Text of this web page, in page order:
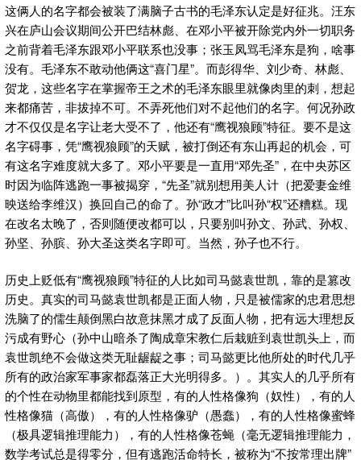
这俩人的名字都会被装了满脑子古书的毛泽东认定是好征兆。汪东
兴在庐山会议期间公开巴结林彪、在邓小平被开除党内外一切职务
之前背着毛泽东跟邓小平联系也没事；张玉凤骂毛泽东是狗，啥事
没有。毛泽东不敢动他俩这“喜门星”。而彭得华、刘少奇、林彪、
贺龙，这些名字在掌握帝王之术的毛泽东眼里就像肉里的刺，想起
来都痛苦，非拔掉不可。不弄死他们对不起他们的名字。何况孙政
才不仅仅是名字让老大受不了，他还有“鹰视狼顾”特征。要不是这
名字碍事，凭“鹰视狼顾”的天赋，被打倒还有东山再起的机会，可
有这名字难度就大多了。邓小平要是一直用“邓先圣”，在中央苏区
时因为临阵逃跑一事被揭穿，“先圣”就别想用美人计（把爱妻金维
映送给李维汉）换回自己的命了。孙“政才”比叫孙“权”还糟糕。现
在改名太晚了，否则随便改都可以，只要别叫孙文、孙武、孙权、
孙坚、孙膑、孙大圣这类名字即可。当然，孙子也不行。
历史上贬低有“鹰视狼顾”特征的人比如司马懿袁世凯，靠的是篡改
历史。真实的司马懿袁世凯都是正面人物，只是被儒家的忠君思想
洗脑了的儒生颠倒黑白故意抹黑才成了反面人物，把有远大理想反
污成有野心（孙中山暗杀了陶成章宋教仁后栽赃到袁世凯头上，而
袁世凯绝不会做这类无耻龌龊之事；司马懿更比他所处的时代几乎
所有的政治家军事家都磊落正大光明得多。）。其实人的几乎所有
的个性在动物里都能找到原型，有的人性格像狗（奴性），有的人
性格像猫（高傲），有的人性格像驴（愚蠢），有的人性格像蜜蜂
（极具逻辑推理能力），有的人性格像苍蝇（毫无逻辑推理能力，
数学考试总是得零分，但有逃跑活命特长，被称为“不按常理出牌”